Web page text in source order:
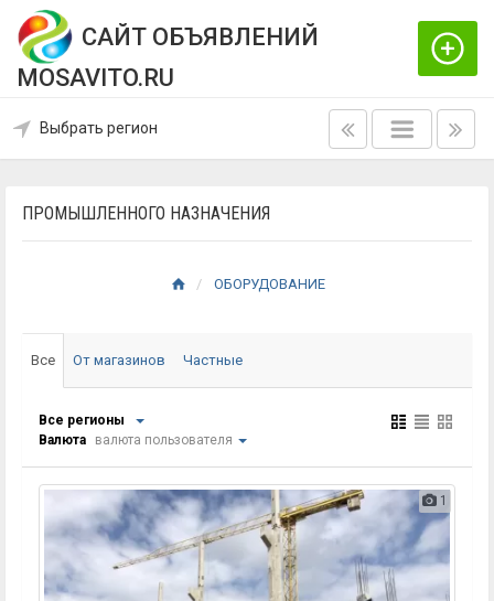
САЙТ ОБЪЯВЛЕНИЙ
MOSAVITO.RU
Выбрать регион
ПРОМЫШЛЕННОГО НАЗНАЧЕНИЯ
ОБОРУДОВАНИЕ
Все От магазинов Частные
Все регионы
Валюта
валюта пользователя
1